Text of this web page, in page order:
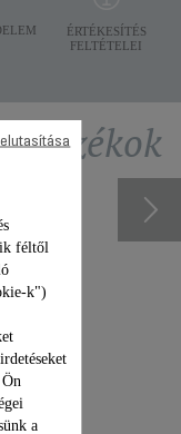
ÉRTÉKESÍTÉS
FELTÉTELEI
féltől
k")
a